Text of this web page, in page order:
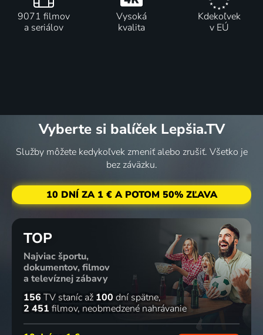
9071 filmov
a seriálov
Vysoká
kvalita
Kdekoľvek
v EÚ
Vyberte si balíček Lepšia.TV
Služby môžete kedykoľvek zmeniť alebo zrušiť. Všetko je
bez záväzku.
10 DNÍ ZA 1 € A POTOM 50% ZĽAVA
TOP
Najviac športu,
dokumentov, filmov
a televíznej zábavy
156 TV staníc až 100 dní spätne
2 451 filmov neobmedzené nahrávanie